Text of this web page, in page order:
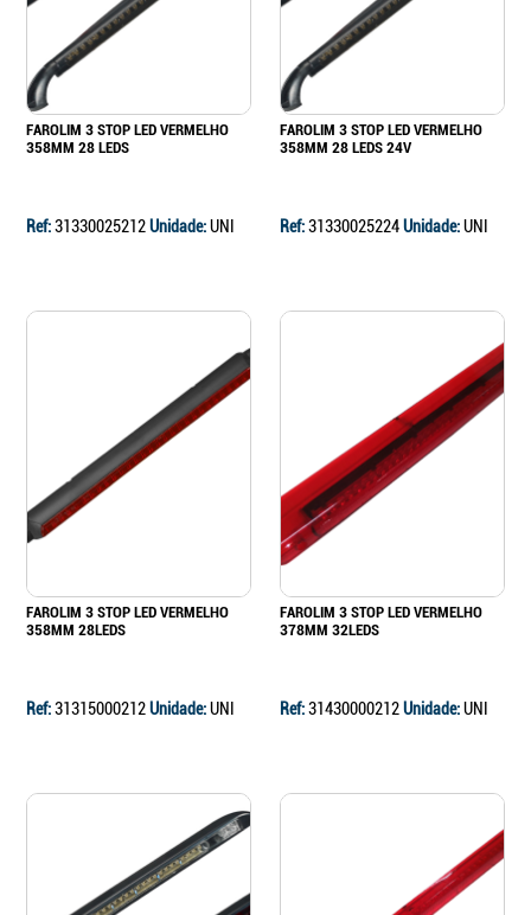
FAROLIM 3 STOP LED VERMELHO
358MM 28 LEDS
Ref:31330025212Unidade:UNI
FAROLIM 3 STOP LED VERMELHO
358MM 28 LEDS 24V
Ref:31330025224Unidade:UNI
FAROLIM 3 STOP LED VERMELHO
358MM 28LEDS
Ref:31315000212Unidade:UNI
FAROLIM 3 STOP LED VERMELHO
378MM 32LEDS
Ref:31430000212Unidade:UNI